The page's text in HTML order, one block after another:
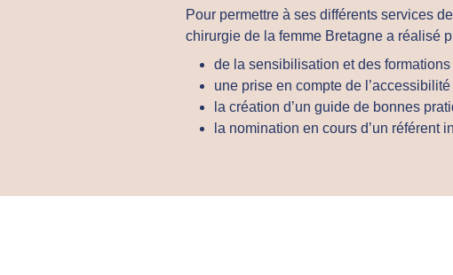
Pour permettre à ses différents services
chirurgie de la femme Bretagne a réalisé
de la sensibilisation et des
une prise en compte de
la création d’un guide de bonnes
la nomination en cours d’un référent